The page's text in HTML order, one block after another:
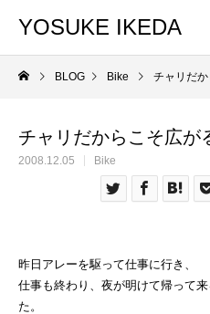
YOSUKE IKEDA
BLOG Bike チャリだ
チャリだからこそ広が
2008.12.05 Bike
昨日アレーを駆って仕事に行き、
仕事も終わり、夜が明けて帰って
た。